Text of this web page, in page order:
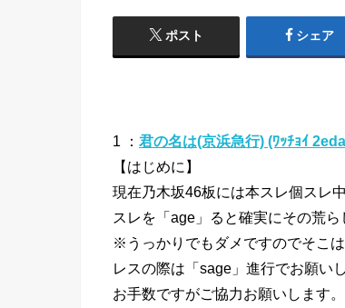
ポスト シェア
1 ： 君の名は(京浜急行) (ﾜｯﾁｮｲ
【はじめに】
現在乃木坂46板には本スレ個スレ
スレを「age」ると確実にその荒
※うっかりでもダメですのでそこは
レスの際は「sage」進行でお願い
お手数ですがご協力お願いします。